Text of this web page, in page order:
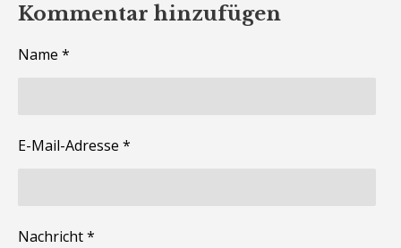
Kommentar hinzufügen
Name *
E-Mail-Adresse *
Nachricht *